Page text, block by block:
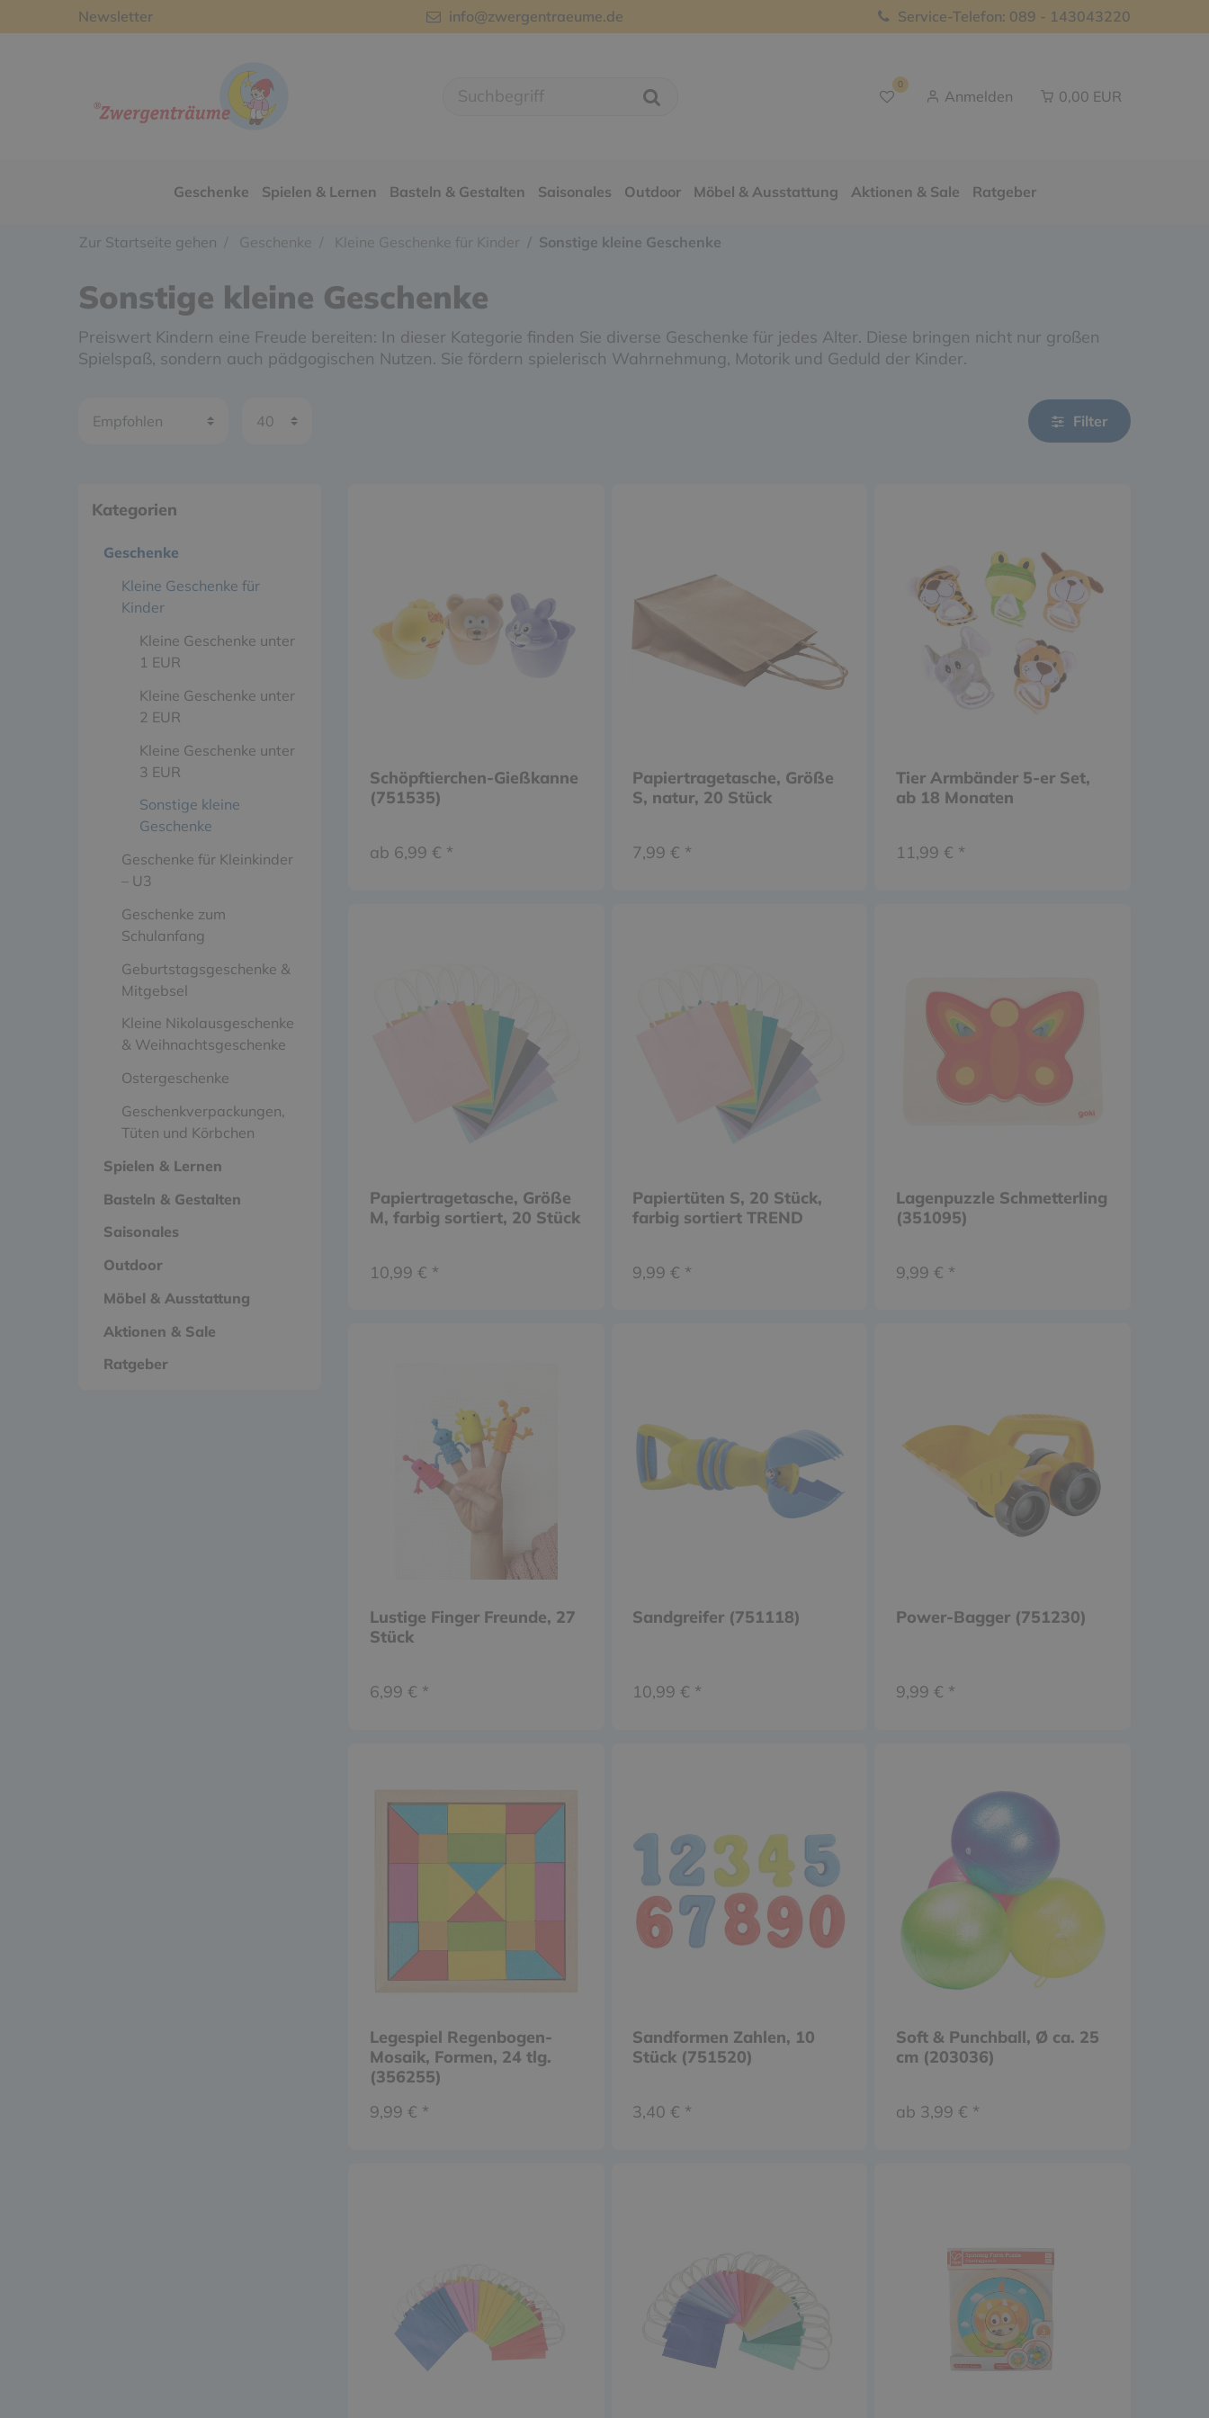
Newsletter
info@zwergentraeume.de Service-Telefon: 089 - 143043220
0
Anmelden 0,00 EUR
Geschenke Spielen & Lernen Basteln & Gestalten Saisonales Outdoor Möbel & Ausstattung Aktionen & Sale Ratgeber
Zur Startseite gehen Geschenke Kleine Geschenke für Kinder Sonstige kleine Geschenke
Sonstige kleine Geschenke
Preiswert Kindern eine Freude bereiten: In dieser Kategorie finden Sie diverse Geschenke für jedes Alter. Diese bringen nicht nur großen
Spielspaß, sondern auch pädgogischen Nutzen. Sie fördern spielerisch Wahrnehmung, Motorik und Geduld der Kinder.
Filter
Kategorien
Geschenke
Kleine Geschenke für
Kinder
Kleine Geschenke unter
1 EUR
Kleine Geschenke unter
2 EUR
Kleine Geschenke unter
3 EUR
Sonstige kleine
Geschenke
Geschenke für Kleinkinder
– U3
Geschenke zum
Schulanfang
Geburtstagsgeschenke &
Mitgebsel
Kleine Nikolausgeschenke
& Weihnachtsgeschenke
Ostergeschenke
Geschenkverpackungen,
Tüten und Körbchen
Spielen & Lernen
Basteln & Gestalten
Saisonales
Outdoor
Möbel & Ausstattung
Aktionen & Sale
Ratgeber
Schöpftierchen-Gießkanne
(751535)
ab 6,99 € *
Papiertragetasche, Größe
S, natur, 20 Stück
7,99 € *
Tier Armbänder 5-er Set,
ab 18 Monaten
11,99 € *
Papiertragetasche, Größe
M, farbig sortiert, 20 Stück
10,99 € *
Papiertüten S, 20 Stück,
farbig sortiert TREND
9,99 € *
Lagenpuzzle Schmetterling
(351095)
9,99 € *
Lustige Finger Freunde, 27
Stück
6,99 € *
Sandgreifer (751118)
10,99 € *
Power-Bagger (751230)
9,99 € *
Legespiel Regenbogen-
Mosaik, Formen, 24 tlg.
(356255)
9,99 € *
Sandformen Zahlen, 10
Stück (751520)
3,40 € *
Soft & Punchball, Ø ca. 25
cm (203036)
ab 3,99 € *